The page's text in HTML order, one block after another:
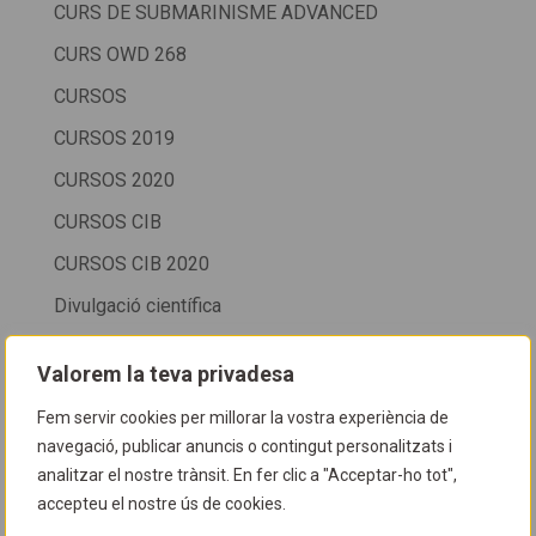
Valorem la teva privadesa
Fem servir cookies per millorar la vostra experiència de
navegació, publicar anuncis o contingut personalitzats i
analitzar el nostre trànsit. En fer clic a "Acceptar-ho tot",
accepteu el nostre ús de cookies.
CURS DE SUBMARINISME ADVANCED
CURS OWD 268
CURSOS
CURSOS 2019
CURSOS 2020
CURSOS CIB
CURSOS CIB 2020
Divulgació científica
EXPONATURA 2021
EXPONATURA FACULTAT DE BIOLOGIA
ExpoNautura 200
Exposicions